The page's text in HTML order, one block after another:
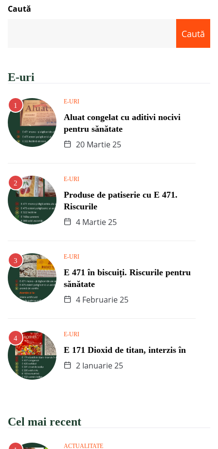
Caută
Caută
E-uri
E-URI
Aluat congelat cu aditivi nocivi
pentru sănătate
20 Martie 25
E-URI
Produse de patiserie cu E 471.
Riscurile
4 Martie 25
E-URI
E 471 în biscuiți. Riscurile pentru
sănătate
4 Februarie 25
E-URI
E 171 Dioxid de titan, interzis în
2 Ianuarie 25
Cel mai recent
ACTUALITATE